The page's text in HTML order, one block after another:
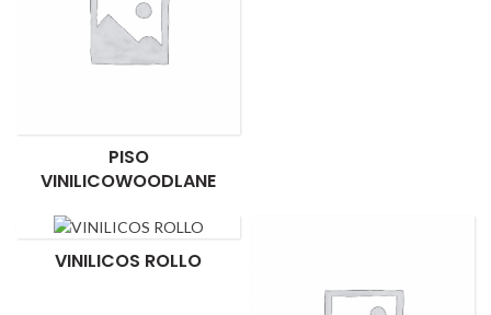
PISO
VINILICOWOODLANE
VINILICOS ROLLO